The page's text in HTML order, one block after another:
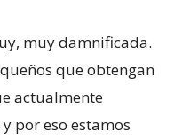
muy damnificada.
que obtengan
actualmente
por eso estamos